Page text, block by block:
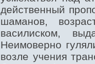
действенный
шаманов,
василиском,
Неимоверно
возле учения